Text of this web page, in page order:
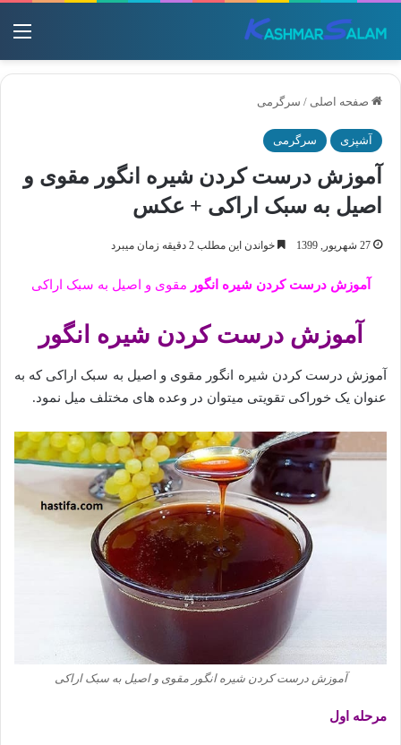
صفحه اصلی / سرگرمی
آشپزی سرگرمی
آموزش درست کردن شیره انگور مقوی و
اصیل به سبک اراکی + عکس
27 شهریور, 1399 خواندن این مطلب 2 دقیقه زمان میبرد
آموزش درست کردن شیره انگور مقوی و اصیل به سبک اراکی
آموزش درست کردن شیره انگور
آموزش درست کردن شیره انگور مقوی و اصیل به سبک اراکی که به
عنوان یک خوراکی تقویتی میتوان در وعده های مختلف میل نمود.
آموزش درست کردن شیره انگور مقوی و اصیل به سبک اراکی
مرحله اول